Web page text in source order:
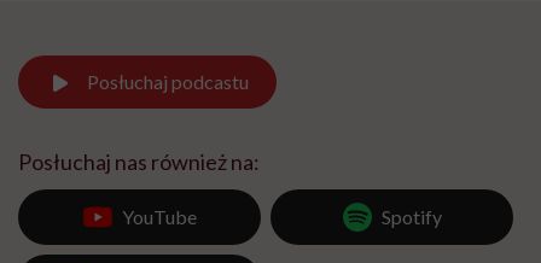
Posłuchaj podcastu
Posłuchaj nas również na:
YouTube Spotify